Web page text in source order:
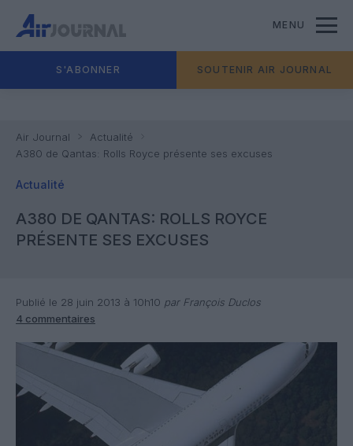
MENU
S'ABONNER SOUTENIR AIR JOURNAL
Air Journal
Actualité
A380 de Qantas: Rolls Royce présente ses excuses
Actualité
A380 DE QANTAS: ROLLS ROYCE
PRÉSENTE SES EXCUSES
Publié le 28 juin 2013 à 10h10 par François Duclos
4 commentaires